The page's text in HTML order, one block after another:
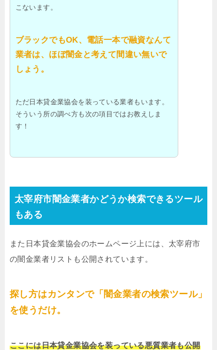
こないます。
ブラックでもOK、電話一本で融資なんて
業者は、ほぼ闇金と考えて間違い無いで
しょう。
ただ日本貸金業協会を装っている業者もいます。
そういう所の調べ方も次の項目ではお教えしま
す！
太宰府市闇金業者かどうか検索できるツール
もある
また日本貸金業協会のホームページ上には、太宰府市
の闇金業者リストも公開されています。
探し方はカンタンで「闇金業者の検索ツール」
を使うだけ。
ここには日本貸金業協会を装っている悪質業者も公開